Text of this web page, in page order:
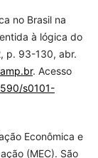
no Brasil na
à lógica do
p. 93-130, abr.
. Acesso
s0101-
Econômica e
(MEC). São